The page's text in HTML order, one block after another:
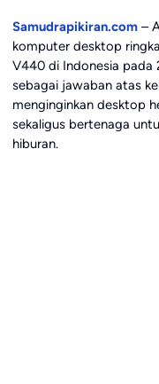
Samudrapikiran.com–
komputer desktop
V440 di Indonesia pada
sebagai jawaban atas
menginginkan desktop
sekaligus bertenaga
hiburan.